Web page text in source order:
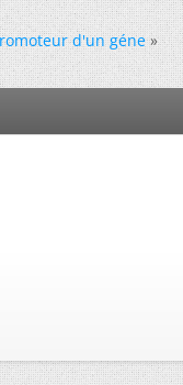
d'un géne »